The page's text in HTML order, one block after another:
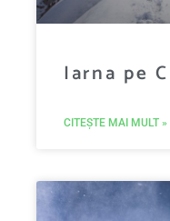
Iarna pe
CITEȘTE MAI MULT »